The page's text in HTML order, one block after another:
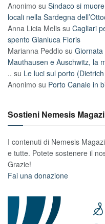
Anonimo su Sindaco si
locali nella Sardegna
Anna Licia Melis su Cagliari
spento Gianluca Floris
Marianna Peddio su
Mauthausen e Auschwitz, la
.. su Le luci sul porto
Anonimo su Porto Canale in
Sostieni Nemesis
I contenuti di Nemesis
e tutte. Potete sostenere il
Grazie!
Fai una donazione